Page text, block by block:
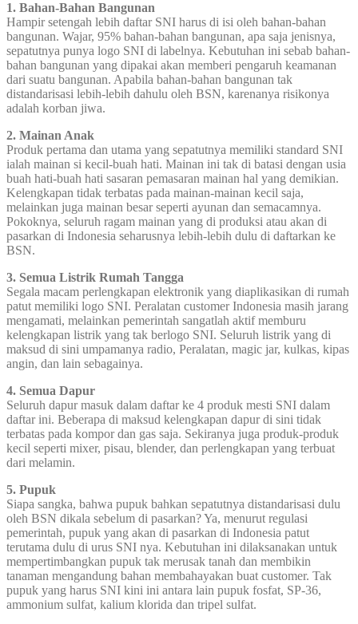
1. Bahan-Bahan Bangunan
Hampir setengah lebih daftar SNI harus di isi oleh bahan-bahan
bangunan. Wajar, 95% bahan-bahan bangunan, apa saja jenisnya,
sepatutnya punya logo SNI di labelnya. Kebutuhan ini sebab bahan-
bahan bangunan yang dipakai akan memberi pengaruh keamanan
dari suatu bangunan. Apabila bahan-bahan bangunan tak
distandarisasi lebih-lebih dahulu oleh BSN, karenanya risikonya
adalah korban jiwa.
2. Mainan Anak
Produk pertama dan utama yang sepatutnya memiliki standard SNI
ialah mainan si kecil-buah hati. Mainan ini tak di batasi dengan usia
buah hati-buah hati sasaran pemasaran mainan hal yang demikian.
Kelengkapan tidak terbatas pada mainan-mainan kecil saja,
melainkan juga mainan besar seperti ayunan dan semacamnya.
Pokoknya, seluruh ragam mainan yang di produksi atau akan di
pasarkan di Indonesia seharusnya lebih-lebih dulu di daftarkan ke
BSN.
3. Semua Listrik Rumah Tangga
Segala macam perlengkapan elektronik yang diaplikasikan di rumah
patut memiliki logo SNI. Peralatan customer Indonesia masih jarang
mengamati, melainkan pemerintah sangatlah aktif memburu
kelengkapan listrik yang tak berlogo SNI. Seluruh listrik yang di
maksud di sini umpamanya radio, Peralatan, magic jar, kulkas, kipas
angin, dan lain sebagainya.
4. Semua Dapur
Seluruh dapur masuk dalam daftar ke 4 produk mesti SNI dalam
daftar ini. Beberapa di maksud kelengkapan dapur di sini tidak
terbatas pada kompor dan gas saja. Sekiranya juga produk-produk
kecil seperti mixer, pisau, blender, dan perlengkapan yang terbuat
dari melamin.
5. Pupuk
Siapa sangka, bahwa pupuk bahkan sepatutnya distandarisasi dulu
oleh BSN dikala sebelum di pasarkan? Ya, menurut regulasi
pemerintah, pupuk yang akan di pasarkan di Indonesia patut
terutama dulu di urus SNI nya. Kebutuhan ini dilaksanakan untuk
mempertimbangkan pupuk tak merusak tanah dan membikin
tanaman mengandung bahan membahayakan buat customer. Tak
pupuk yang harus SNI kini ini antara lain pupuk fosfat, SP-36,
ammonium sulfat, kalium klorida dan tripel sulfat.